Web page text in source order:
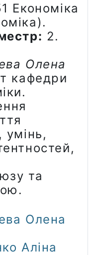
Економіка
2.
Олена
кафедри
умінь,
та
Олена
Аліна